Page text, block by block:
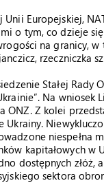
Unii Europejskiej,
o tym, co dzieje
na granicy,
rzeczniczka
Stałej
Na wniosek
ONZ. Z kolei
kapitałowych w
dostępnych złóż,
sektora